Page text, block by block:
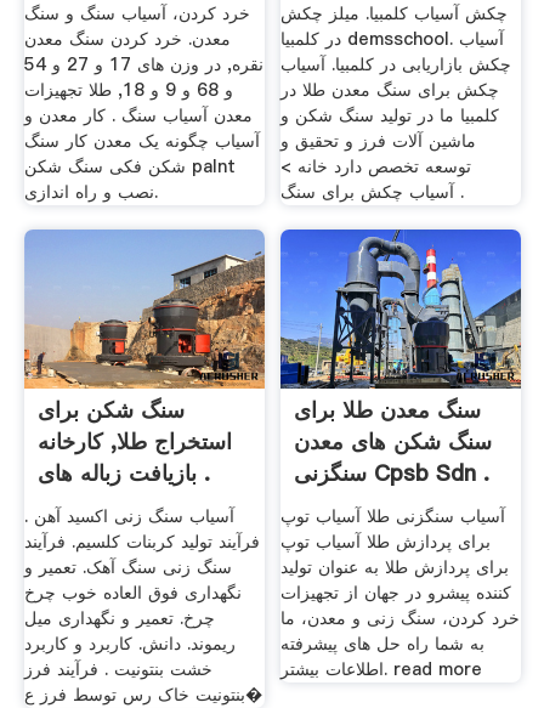
خرد کردن، آسیاب سنگ و سنگ
معدن. خرد کردن سنگ معدن
نقره, در وزن های 17 و 27 و 54
و 68 و 9 و 18, طلا تجهیزات
معدن آسیاب سنگ . کار معدن و
آسیاب چگونه یک معدن کار سنگ
شکن فکی سنگ شکن palnt
نصب و راه اندازی.
چکش آسیاب کلمبیا. میلز چکش
در کلمبیا demsschool. آسیاب
چکش بازاریابی در کلمبیا. آسیاب
چکش برای سنگ معدن طلا در
کلمبیا ما در تولید سنگ شکن و
ماشین آلات فرز و تحقیق و
توسعه تخصص دارد خانه >
آسیاب چکش برای سنگ .
سنگ شکن برای
استخراج طلا, کارخانه
بازیافت زباله های .
آسیاب سنگ زنی اکسید آهن .
فرآیند تولید کربنات کلسیم. فرآیند
سنگ زنی سنگ آهک. تعمیر و
نگهداری فوق العاده خوب چرخ
چرخ. تعمیر و نگهداری میل
ریموند. دانش. کاربرد و کاربرد
خشت بنتونیت . فرآیند فرز
بنتونیت خاک رس توسط فرز ع�
سنگ معدن طلا برای
سنگ شکن های معدن
سنگزنی Cpsb Sdn .
آسیاب سنگزنی طلا آسیاب توپ
برای پردازش طلا آسیاب توپ
برای پردازش طلا به عنوان تولید
کننده پیشرو در جهان از تجهیزات
خرد کردن، سنگ زنی و معدن، ما
به شما راه حل های پیشرفته
اطلاعات بیشتر. read more